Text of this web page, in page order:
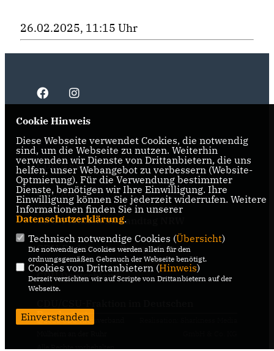
26.02.2025, 11:15 Uhr
IMPRESSUM DATENSCHUTZ KONTAKT
CDU NRW
CDU Ruhr
CDU-Fraktion im Landtag NRW
CDU-Fraktion im Ruhrparlament
CDU Deutschland
Bundestag
@2026 CDU Kreisverband
Cookie Hinweis
Diese Webseite verwendet Cookies, die notwendig
sind, um die Webseite zu nutzen. Weiterhin
verwenden wir Dienste von Drittanbietern, die uns
helfen, unser Webangebot zu verbessern (Website-
Optmierung). Für die Verwendung bestimmter
Dienste, benötigen wir Ihre Einwilligung. Ihre
Einwilligung können Sie jederzeit widerrufen. Weitere
Informationen finden Sie in unserer
Datenschutzerklärung.
Technisch notwendige Cookies (Übersicht)
Die notwendigen Cookies werden allein für den
ordnungsgemäßen Gebrauch der Webseite benötigt.
Cookies von Drittanbietern (Hinweis)
Derzeit verzichten wir auf Scripte von Drittanbietern auf der
Webseite.
Einverstanden